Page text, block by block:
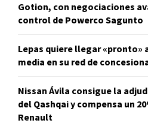
Gotion, con negociaciones
control de Powerco Sagunto
Lepas quiere llegar «pronto»
media en su red de
Nissan Ávila consigue la
del Qashqai y compensa un
Renault